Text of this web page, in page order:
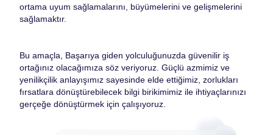
ortama uyum sağlamalarını, büyümelerini ve gelişmelerini
sağlamaktır.
Bu amaçla, Başarıya giden yolculuğunuzda güvenilir iş
ortağınız olacağımıza söz veriyoruz. Güçlü azmimiz ve
yenilikçilik anlayışımız sayesinde elde ettiğimiz, zorlukları
fırsatlara dönüştürebilecek bilgi birikimimiz ile ihtiyaçlarınızı
gerçeğe dönüştürmek için çalışıyoruz.